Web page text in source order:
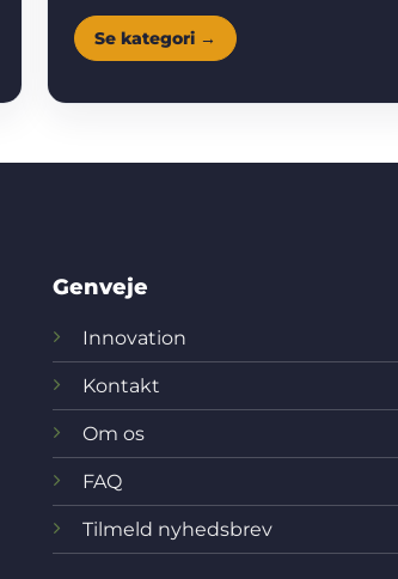
Genveje
Innovation
Kontakt
Om os
FAQ
Tilmeld nyhedsbrev